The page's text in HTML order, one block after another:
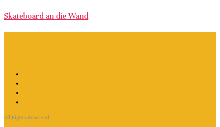
Skateboard an die Wand
All Rights Reserved